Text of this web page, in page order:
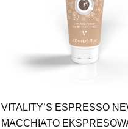
VITALITY’S ESPRESSO
MACCHIATO